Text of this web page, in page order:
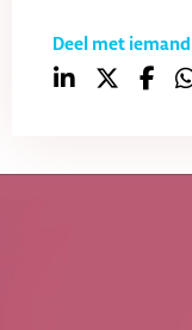
Deel met iemand